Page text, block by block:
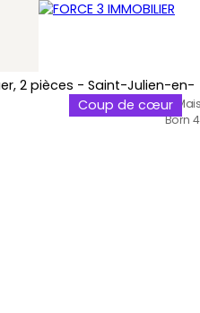
Coup de cœur